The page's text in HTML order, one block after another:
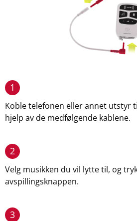
1
Koble telefonen eller annet utstyr
hjelp av de medfølgende kablene.
2
Velg musikken du vil lytte til, og
avspillingsknappen.
3